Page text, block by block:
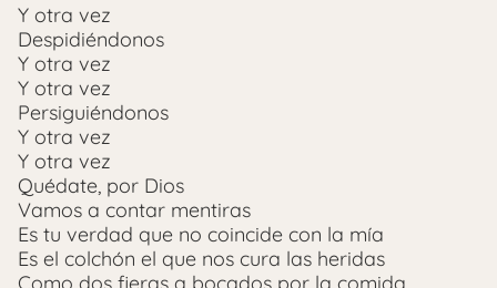
Y otra vez
Despidiéndonos
Y otra vez
Y otra vez
Persiguiéndonos
Y otra vez
Y otra vez
Quédate, por Dios
Vamos a contar mentiras
Es tu verdad que no coincide con la mía
Es el colchón el que nos cura las heridas